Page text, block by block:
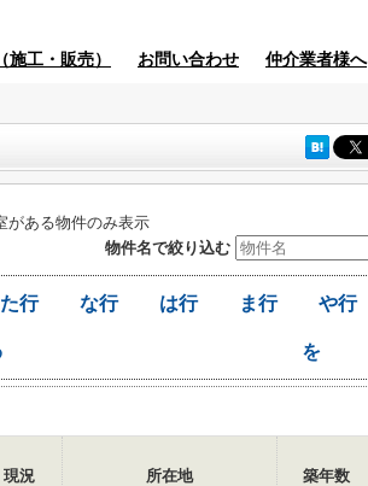
施工・販売） お問い合わせ 仲介業者様へ
がある物件のみ表示
物件名で絞り込む
た行 な行 は行 ま行 や行
を
現況 所在地 築年数